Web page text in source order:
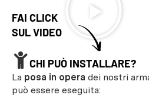
FAI CLICK
SUL VIDEO
CHI PUÒ INSTALLARE?
La posa in opera dei nostri
può essere eseguita: